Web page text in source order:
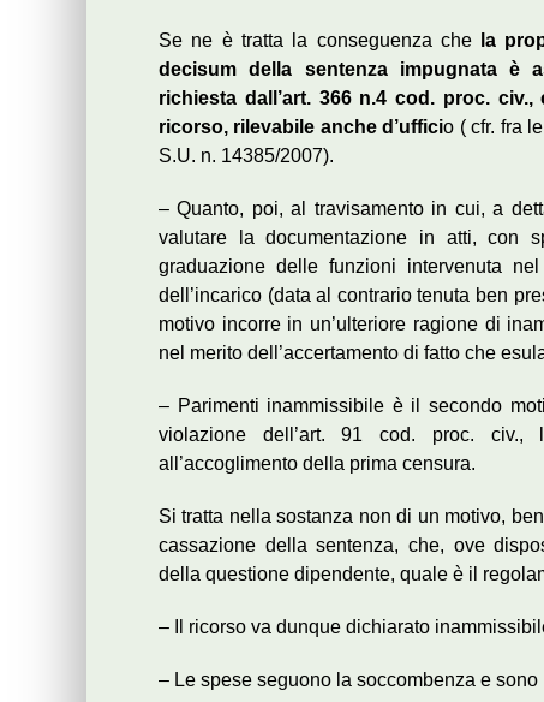
Se ne è tratta la conseguenza che
la
decisum della sentenza impugnata è
richiesta dall’art. 366 n.4 cod. proc.
ricorso, rilevabile anche d’ufficio ( cfr. fra
S.U. n. 14385/2007).
– Quanto, poi, al travisamento in cui, a
valutare la documentazione in atti, con
graduazione delle funzioni intervenuta
dell’incarico (data al contrario tenuta ben
motivo incorre in un’ulteriore ragione di
nel merito dell’accertamento di fatto che
– Parimenti inammissibile è il secondo
violazione dell’art. 91 cod. proc. civ.,
all’accoglimento della prima censura.
Si tratta nella sostanza non di un motivo,
cassazione della sentenza, che, ove
della questione dipendente, quale è il
– Il ricorso va dunque dichiarato
– Le spese seguono la soccombenza e